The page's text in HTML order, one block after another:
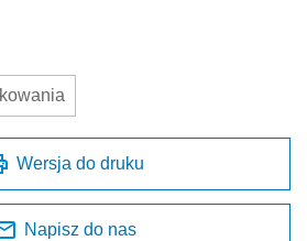
Wersja do druku
Napisz do nas